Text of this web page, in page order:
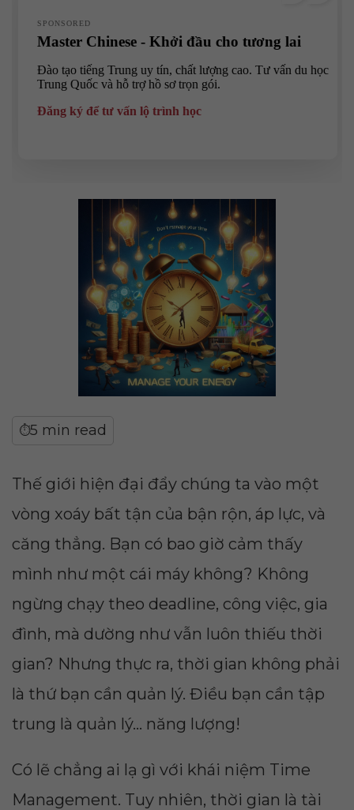
⏱5 min read
Thế giới hiện đại đẩy chúng ta vào một
vòng xoáy bất tận của bận rộn, áp lực, và
căng thẳng. Bạn có bao giờ cảm thấy
mình như một cái máy không? Không
ngừng chạy theo deadline, công việc, gia
đình, mà dường như vẫn luôn thiếu thời
gian? Nhưng thực ra, thời gian không phải
là thứ bạn cần quản lý. Điều bạn cần tập
trung là quản lý... năng lượng!
Có lẽ chẳng ai lạ gì với khái niệm Time
Management. Tuy nhiên, thời gian là tài